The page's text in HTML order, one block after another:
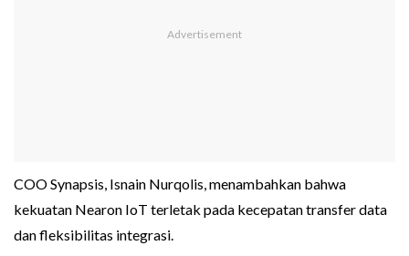
COO Synapsis, Isnain Nurqolis, menambahkan bahwa
kekuatan Nearon IoT terletak pada kecepatan transfer data
dan fleksibilitas integrasi.